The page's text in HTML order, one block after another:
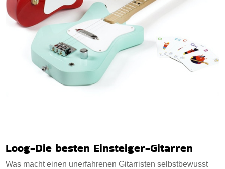
Loog-Die besten Einsteiger-Gitarren
Was macht einen unerfahrenen Gitarristen selbstbewusst